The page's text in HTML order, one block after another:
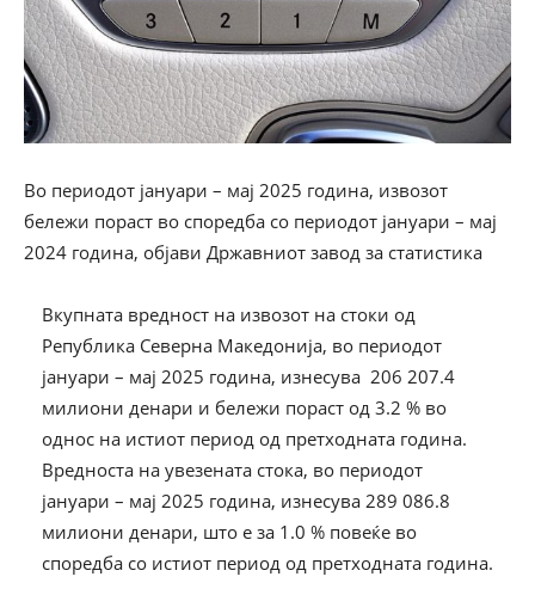
Во периодот јануари – мај 2025 година, извозот
бележи пораст во споредба со периодот јануари – мај
2024 година, објави Државниот завод за статистика
Вкупната вредност на извозот на стоки од
Република Северна Македонија, во периодот
јануари – мај 2025 година, изнесува 206 207.4
милиони денари и бележи пораст од 3.2 % во
однос на истиот период од претходната година.
Вредноста на увезената стока, во периодот
јануари – мај 2025 година, изнесува 289 086.8
милиони денари, што е за 1.0 % повеќе во
споредба со истиот период од претходната година.